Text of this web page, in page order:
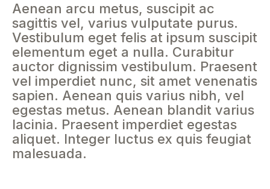
Aenean arcu metus, suscipit ac
sagittis vel, varius vulputate purus.
Vestibulum eget felis at ipsum suscipit
elementum eget a nulla. Curabitur
auctor dignissim vestibulum. Praesent
vel imperdiet nunc, sit amet venenatis
sapien. Aenean quis varius nibh, vel
egestas metus. Aenean blandit varius
lacinia. Praesent imperdiet egestas
aliquet. Integer luctus ex quis feugiat
malesuada.